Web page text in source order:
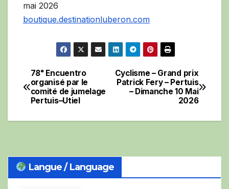
boutique.destinationluberon.com
Navigation
de
l’article
Cyclisme – Grand prix
Patrick Fery – Pertuis
– Dimanche 10 Mai
2026
78ᵉ Encuentro
organisé par le
comité de jumelage
Pertuis–Utiel
Langue / Language